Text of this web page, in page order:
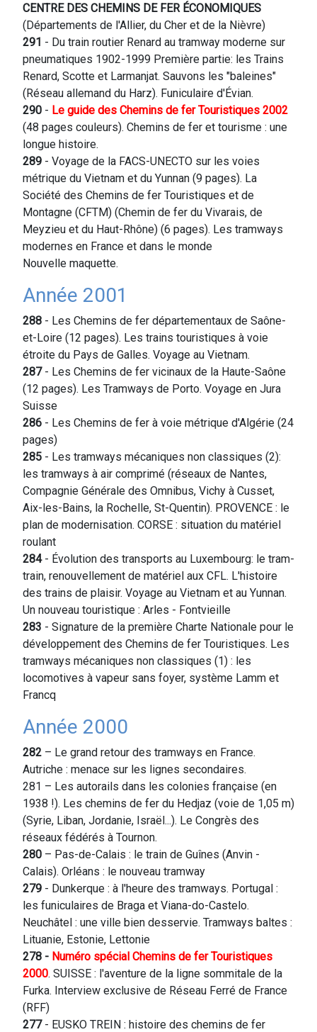
CENTRE DES CHEMINS DE FER ÉCONOMIQUES
(Départements de l'Allier, du Cher et de la Nièvre)
291 - Du train routier Renard au tramway moderne sur
pneumatiques 1902-1999 Première partie: les Trains
Renard, Scotte et Larmanjat. Sauvons les "baleines"
(Réseau allemand du Harz). Funiculaire d'Évian.
290 - Le guide des Chemins de fer Touristiques 2002
(48 pages couleurs). Chemins de fer et tourisme : une
longue histoire.
289 - Voyage de la FACS-UNECTO sur les voies
métrique du Vietnam et du Yunnan (9 pages). La
Société des Chemins de fer Touristiques et de
Montagne (CFTM) (Chemin de fer du Vivarais, de
Meyzieu et du Haut-Rhône) (6 pages). Les tramways
modernes en France et dans le monde
Nouvelle maquette.
Année 2001
288 - Les Chemins de fer départementaux de Saône-
et-Loire (12 pages). Les trains touristiques à voie
étroite du Pays de Galles. Voyage au Vietnam.
287- Les Chemins de fer vicinaux de la Haute-Saône
(12 pages). Les Tramways de Porto. Voyage en Jura
Suisse
286 - Les Chemins de fer à voie métrique d'Algérie (24
pages)
285 - Les tramways mécaniques non classiques (2):
les tramways à air comprimé (réseaux de Nantes,
Compagnie Générale des Omnibus, Vichy à Cusset,
Aix-les-Bains, la Rochelle, St-Quentin). PROVENCE : le
plan de modernisation. CORSE : situation du matériel
roulant
284- Évolution des transports au Luxembourg: le tram-
train, renouvellement de matériel aux CFL. L'histoire
des trains de plaisir. Voyage au Vietnam et au Yunnan.
Un nouveau touristique : Arles - Fontvieille
283 - Signature de la première Charte Nationale pour le
développement des Chemins de fer Touristiques. Les
tramways mécaniques non classiques (1) : les
locomotives à vapeur sans foyer, système Lamm et
Francq
Année 2000
282 – Le grand retour des tramways en France.
Autriche : menace sur les lignes secondaires.
281 – Les autorails dans les colonies française (en
1938 !). Les chemins de fer du Hedjaz (voie de 1,05 m)
(Syrie, Liban, Jordanie, Israël...). Le Congrès des
réseaux fédérés à Tournon.
280 – Pas-de-Calais : le train de Guînes (Anvin -
Calais). Orléans : le nouveau tramway
279 - Dunkerque : à l'heure des tramways. Portugal :
les funiculaires de Braga et Viana-do-Castelo.
Neuchâtel : une ville bien desservie. Tramways baltes :
Lituanie, Estonie, Lettonie
278 - Numéro spécial Chemins de fer Touristiques
2000. SUISSE : l'aventure de la ligne sommitale de la
Furka. Interview exclusive de Réseau Ferré de France
(RFF)
277- EUSKO TREIN : histoire des chemins de fer